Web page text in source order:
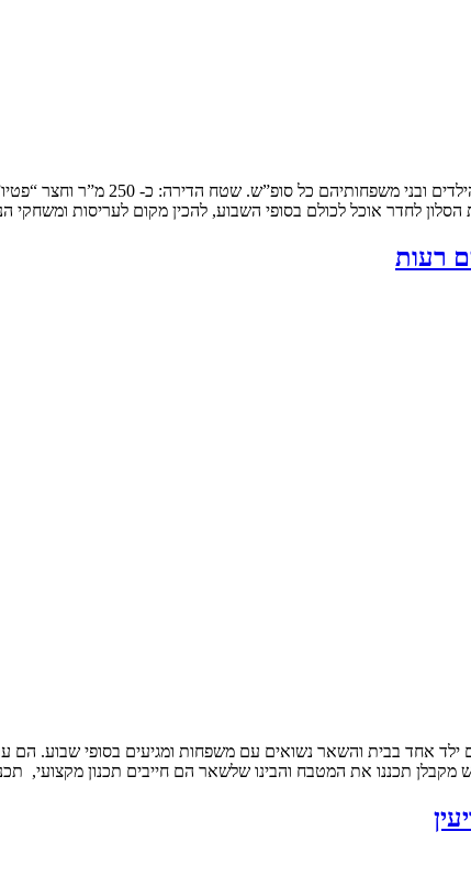
שיפוץ דופלקס בירושלים
לחדר אוכל לכולם בסופי השבוע, להכין מקום לעריסות ומשחקי
רעות